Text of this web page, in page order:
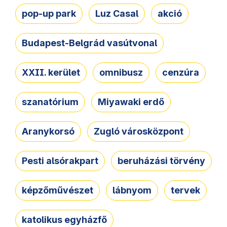
pop-up park Luz Casal akció
Budapest-Belgrád vasútvonal
XXII. kerület omnibusz cenzúra
szanatórium Miyawaki erdő
Aranykorsó Zugló városközpont
Pesti alsórakpart beruházási törvény
képzőművészet lábnyom tervek
katolikus egyházfő